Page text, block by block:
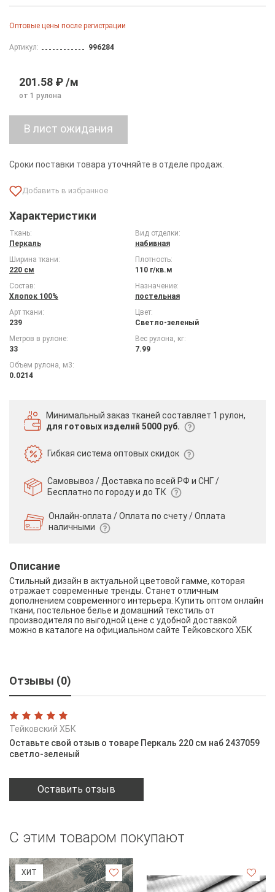
Оптовые цены после регистрации
Артикул: 996284
201.58 ₽ /м
от 1 рулона
Сроки поставки товара уточняйте в отделе продаж.
Характеристики
Ткань:
Перкаль
Вид отделки:
набивная
Ширина ткани:
220 см
Плотность:
110 г/кв.м
Состав:
Хлопок 100%
Назначение:
постельная
Арт ткани:
239
Цвет:
Светло-зеленый
Метров в рулоне:
33
Вес рулона, кг:
7.99
Объем рулона, м3:
0.0214
Минимальный заказ тканей составляет 1 рулон,
для готовых изделий 5000 руб.
Гибкая системаоптовых скидок
Самовывоз / Доставка по всей РФ и СНГ /
Бесплатно по городу и до ТК
Онлайн-оплата / Оплата по счету /Оплата
наличными
Описание
Стильный дизайн в актуальной цветовой гамме, которая
отражает современные тренды. Станет отличным
дополнением современного интерьера. Купить оптом онлайн
ткани, постельное белье и домашний текстиль от
производителя по выгодной цене с удобной доставкой
можно в каталоге на официальном сайте Тейковского ХБК
Отзывы (0)
Тейковский ХБК
Оставьте свой отзыв о товаре Перкаль 220 см наб 2437059
светло-зеленый
Оставить отзыв
С этим товаром покупают
ХИТ